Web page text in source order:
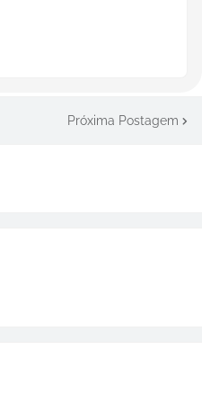
Próxima Postagem